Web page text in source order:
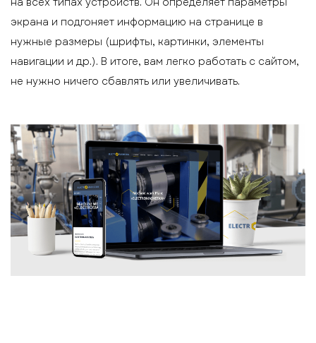
экрана и подгоняет информацию на странице в
нужные размеры (шрифты, картинки, элементы
навигации и др.). В итоге, вам легко работать с сайтом,
не нужно ничего сбавлять или увеличивать.